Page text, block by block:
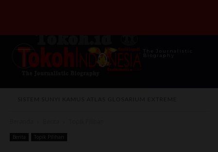
The Journalistic
Biography
Berita Topik Pilihan